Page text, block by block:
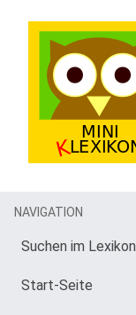
NAVIGATION
Suchen im Lexikon
Start-Seite